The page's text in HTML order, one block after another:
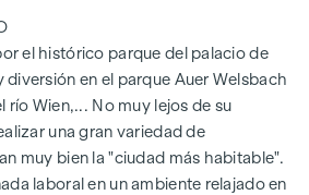
una estrecha relación económica
existe una estrecha relación
el agente y el tercero que va a
doble intermediario.
el histórico parque del palacio de
diversión en el parque Auer Welsbach
Wien,... No muy lejos de su
una gran variedad de
muy bien la "ciudad más habitable".
laboral en un ambiente relajado en